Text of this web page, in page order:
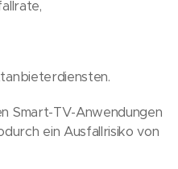
Smart-TV-Anwendungen
ein Ausfallrisiko von